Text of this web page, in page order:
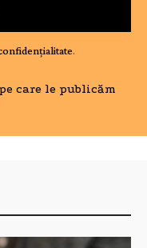
.
care le publicăm